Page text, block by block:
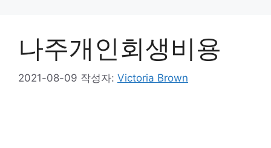
나주개인회생비용
2021-08-09 작성자: Victoria Brown